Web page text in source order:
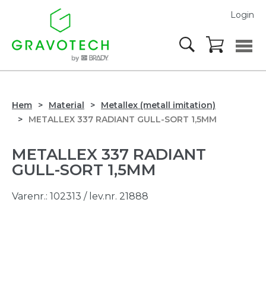
Login
Hem Material
Metallex (metall imitation)
METALLEX 337 RADIANT GULL-SORT 1,5MM
METALLEX 337 RADIANT
GULL-SORT 1,5MM
Varenr.: 102313 / lev.nr. 21888